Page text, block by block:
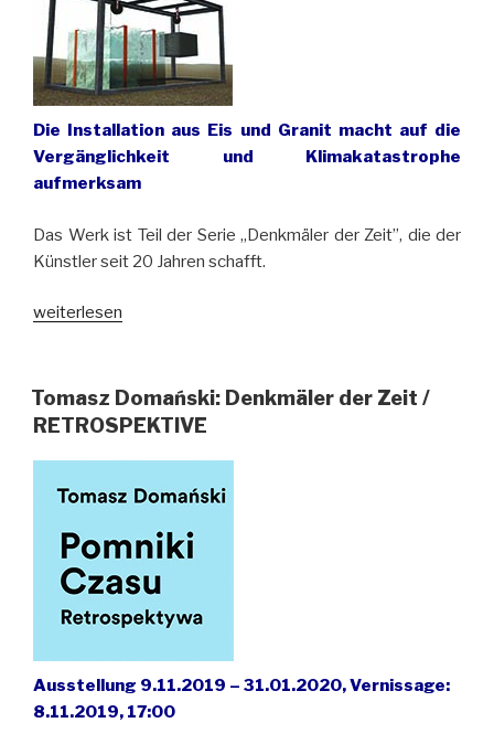
Die Installation aus Eis und Granit macht auf die
Vergänglichkeit und Klimakatastrophe
aufmerksam
Das Werk ist Teil der Serie „Denkmäler der Zeit”, die der
Künstler seit 20 Jahren schafft.
„Vor
Museum
in
läuft
„Zeitmaschine“
Domański“
weiterlesen
Tomasz Domański: Denkmäler der Zeit /
RETROSPEKTIVE
Ausstellung 9.11.2019 – 31.01.2020,Vernissage:
8.11.2019, 17:00